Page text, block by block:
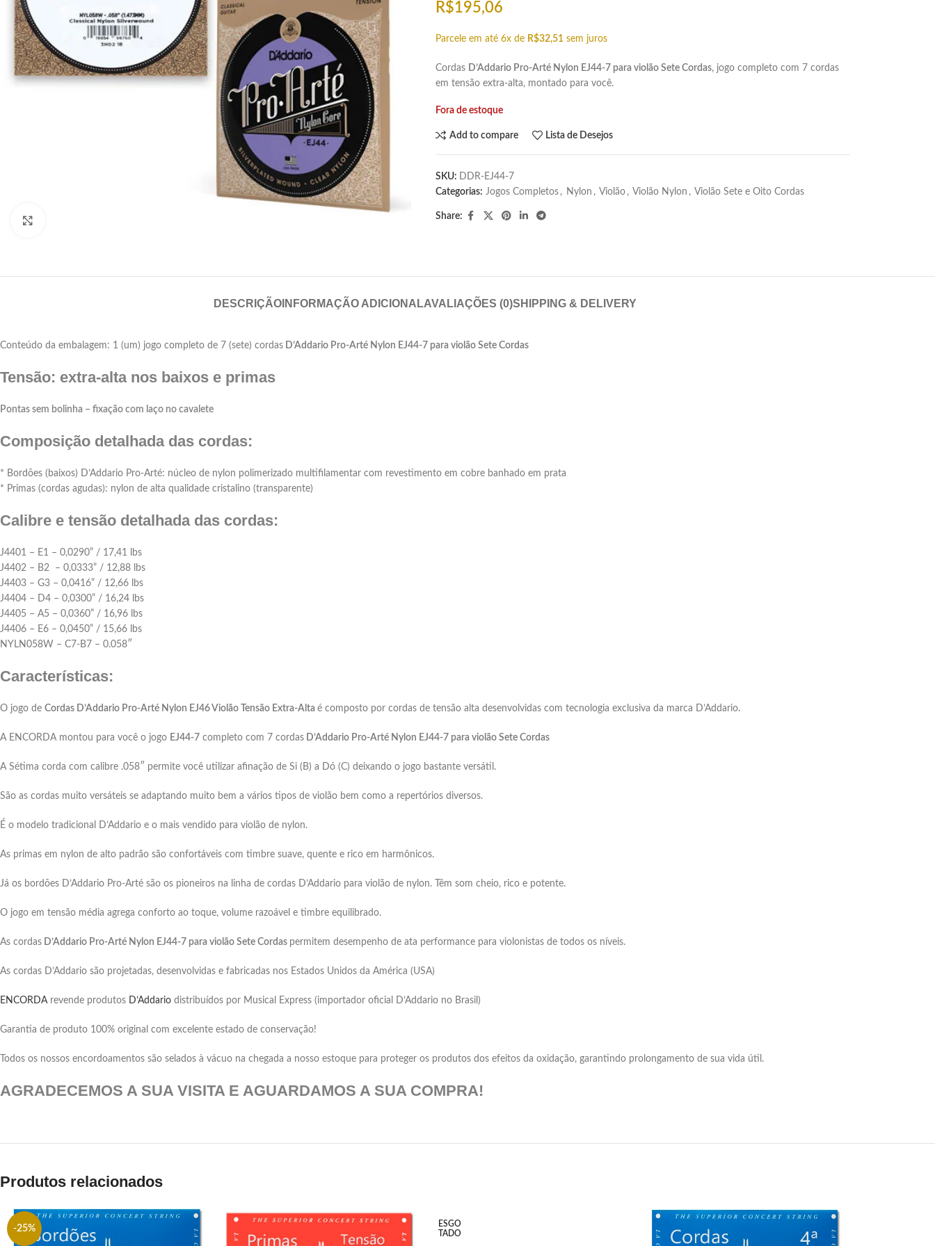
R$195,06
Parcele em até 6x de R$32,51 sem juros
Cordas D’Addario Pro-Arté Nylon EJ44-7 para violão Sete Cordas, jogo completo com 7 cordas
em tensão extra-alta, montado para você.
Fora de estoque
Add to compare Lista de Desejos
SKU: DDR-EJ44-7
Categorias: Jogos Completos , Nylon , Violão , Violão Nylon , Violão Sete e Oito Cordas
Share:
DESCRIÇÃO INFORMAÇÃO ADICIONALAVALIAÇÕES (0)SHIPPING & DELIVERY
Conteúdo da embalagem: 1 (um) jogo completo de 7 (sete) cordas D’Addario Pro-Arté Nylon EJ44-7 para violão Sete Cordas
Tensão: extra-alta nos baixos e primas
Pontas sem bolinha – fixação com laço no cavalete
Composição detalhada das cordas:
* Bordões (baixos) D’Addario Pro-Arté: núcleo de nylon polimerizado multifilamentar com revestimento em cobre banhado em prata
* Primas (cordas agudas): nylon de alta qualidade cristalino (transparente)
Calibre e tensão detalhada das cordas:
J4401 – E1 – 0,0290” / 17,41 lbs
J4402 – B2 – 0,0333” / 12,88 lbs
J4403 – G3 – 0,0416” / 12,66 lbs
J4404 – D4 – 0,0300” / 16,24 lbs
J4405 – A5 – 0,0360” / 16,96 lbs
J4406 – E6 – 0,0450” / 15,66 lbs
NYLN058W – C7-B7 – 0.058″
Características:
O jogo de Cordas D’Addario Pro-Arté Nylon EJ46 Violão Tensão Extra-Alta é composto por cordas de tensão alta desenvolvidas com tecnologia exclusiva da marca D’Addario.
A ENCORDA montou para você o jogo EJ44-7 completo com 7 cordas D’Addario Pro-Arté Nylon EJ44-7 para violão Sete Cordas
A Sétima corda com calibre .058″ permite você utilizar afinação de Si (B) a Dó (C) deixando o jogo bastante versátil.
São as cordas muito versáteis se adaptando muito bem a vários tipos de violão bem como a repertórios diversos.
É o modelo tradicional D’Addario e o mais vendido para violão de nylon.
As primas em nylon de alto padrão são confortáveis com timbre suave, quente e rico em harmônicos.
Já os bordões D’Addario Pro-Arté são os pioneiros na linha de cordas D’Addario para violão de nylon. Têm som cheio, rico e potente.
O jogo em tensão média agrega conforto ao toque, volume razoável e timbre equilibrado.
As cordas D’Addario Pro-Arté Nylon EJ44-7 para violão Sete Cordas permitem desempenho de ata performance para violonistas de todos os níveis.
As cordas D’Addario são projetadas, desenvolvidas e fabricadas nos Estados Unidos da América (USA)
ENCORDArevende produtos D’Addario distribuídos por Musical Express (importador oficial D’Addario no Brasil)
Garantia de produto 100% original com excelente estado de conservação!
Todos os nossos encordoamentos são selados à vácuo na chegada a nosso estoque para proteger os produtos dos efeitos da oxidação, garantindo prolongamento de sua vida útil.
AGRADECEMOS A SUA VISITA E AGUARDAMOS A SUA COMPRA!
Produtos relacionados
-25%
ESGO
TADO